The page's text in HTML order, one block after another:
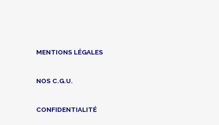
MENTIONS LÉGALES
NOS C.G.U.
CONFIDENTIALITÉ